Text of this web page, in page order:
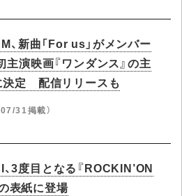
、新曲「For us」がメンバー
主演映画『ワンダンス』の主
決定 配信リリースも
31掲載）
3度目となる『ROCKIN’ON
表紙に登場